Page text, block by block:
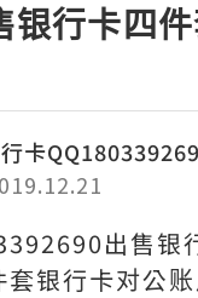
银行卡四
卡
出售银
套银行卡对公